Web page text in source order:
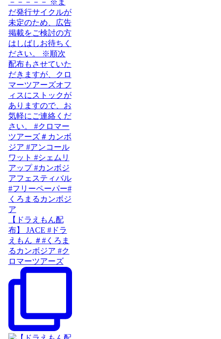
【ドラえもん配
布】 JACE #ドラ
えもん ＃#くろま
るカンボジア #ク
ロマーツアーズ